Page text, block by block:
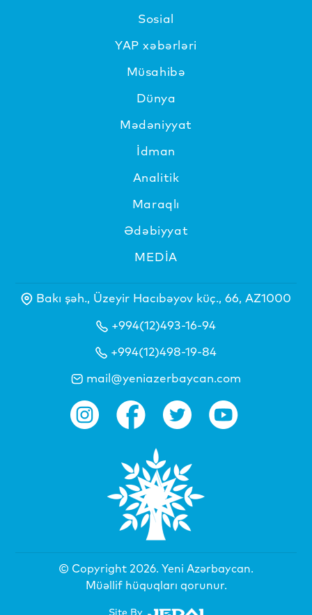
Sosial
YAP xəbərləri
Müsahibə
Dünya
Mədəniyyat
İdman
Analitik
Maraqlı
Ədəbiyyat
MEDİA
Bakı şəh., Üzeyir Hacıbəyov küç., 66, AZ1000
+994(12)493-16-94
+994(12)498-19-84
mail@yeniazerbaycan.com
© Copyright 2026. Yeni Azərbaycan.
Müəllif hüquqları qorunur.
Site By